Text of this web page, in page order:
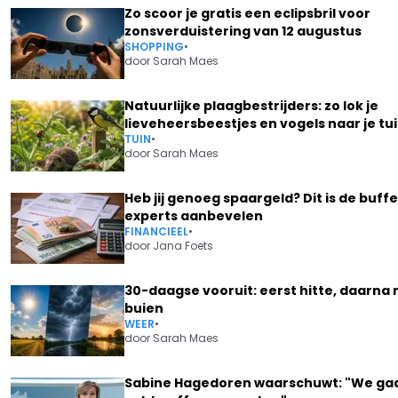
Zo scoor je gratis een eclipsbril voor
zonsverduistering van 12 augustus
SHOPPING•
door Sarah Maes
Natuurlijke plaagbestrijders: zo lok je
lieveheersbeestjes en vogels naar je
TUIN•
door Sarah Maes
Heb jij genoeg spaargeld? Dit is de
experts aanbevelen
FINANCIEEL•
door Jana Foets
30-daagse vooruit: eerst hitte, daarna
buien
WEER•
door Sarah Maes
Sabine Hagedoren waarschuwt: "We